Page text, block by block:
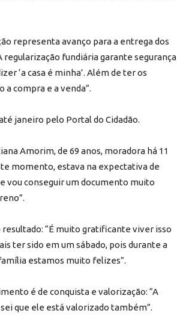
representa avanço para a entrega dos
regularização fundiária garante segurança
‘a casa é minha’. Além de ter os
compra e a venda”.
janeiro pelo Portal do Cidadão.
Amorim, de 69 anos, moradora há 11
momento, estava na expectativa de
vou conseguir um documento muito
“É muito gratificante viver isso
ter sido em um sábado, pois durante a
estamos muito felizes”.
é de conquista e valorização: “A
que ele está valorizado também”.